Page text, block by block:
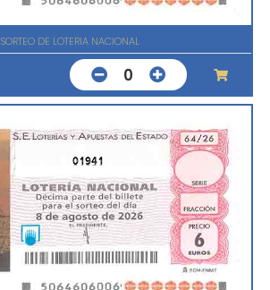
SORTEO DE LOTERIA NACIONAL
0
01941